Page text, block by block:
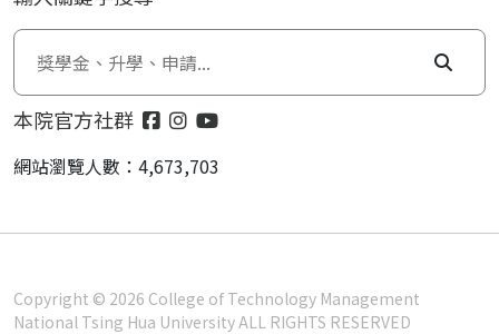
本院官方社群
網站瀏覽人數：4,673,703
Copyright © 2026 College of Technology Management
National Tsing Hua University ALL RIGHTS RESERVED